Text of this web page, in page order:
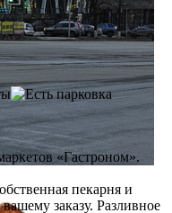
«Гастроном».
пекарня и
заказу. Разливное